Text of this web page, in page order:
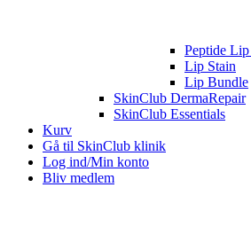
Peptide
Lip Stain
Lip Bundle
SkinClub DermaRepair
SkinClub Essentials
Kurv
Gå til SkinClub klinik
Log ind/Min konto
Bliv medlem